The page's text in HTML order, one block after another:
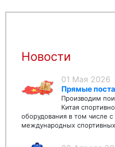
Новости
01 Мая 2026
Прямые
Производим
Китая
оборудования в том числе с
международных